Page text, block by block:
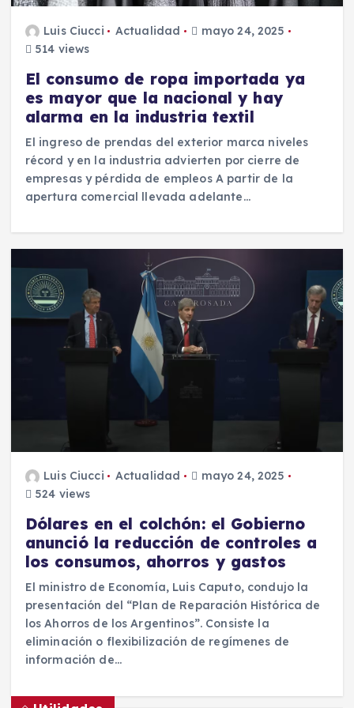
Luis Ciucci Actualidad
mayo 24, 2025
514 views
El consumo de ropa importada ya
es mayor que la nacional y hay
alarma en la industria textil
El ingreso de prendas del exterior marca niveles
récord y en la industria advierten por cierre de
empresas y pérdida de empleos A partir de la
apertura comercial llevada adelante…
Luis Ciucci Actualidad
mayo 24, 2025
524 views
Dólares en el colchón: el Gobierno
anunció la reducción de controles a
los consumos, ahorros y gastos
El ministro de Economía, Luis Caputo, condujo la
presentación del “Plan de Reparación Histórica de
los Ahorros de los Argentinos”. Consiste la
eliminación o flexibilización de regímenes de
información de…